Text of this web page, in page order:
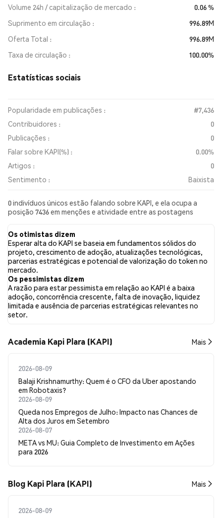
Volume 24h / capitalização de mercado
0.06 %
Suprimento em circulação
996.89M
Oferta Total
996.89M
Taxa de circulação
100.00%
Estatísticas sociais
Popularidade em publicações :
#7,436
Contribuidores :
0
Publicações :
0
Falar sobre KAPI(%) :
0.00%
Artigos :
0
Sentimento :
Baixista
0 indivíduos únicos estão falando sobre KAPI, e ela ocupa a
posição 7436 em menções e atividade entre as postagens
em todas as redes sociais foi Baixista. Por fim, foram publicados
0 artigos de notícias sobre KAPI. No Twitter, NaN% dos tweets
apresentaram um sentimento otimista em comparação com
NaN% dos tweets com sentimento pessimista sobre KAPI.
NaN% dos tweets foram neutros em relação a KAPI. Esses
sentimentos são baseados em 0 tweets.
Os otimistas dizem
Esperar alta do KAPI se baseia em fundamentos sólidos do
projeto, crescimento de adoção, atualizações tecnológicas,
parcerias estratégicas e potencial de valorização do token no
mercado.
Os pessimistas dizem
A razão para estar pessimista em relação ao KAPI é a baixa
adoção, concorrência crescente, falta de inovação, liquidez
limitada e ausência de parcerias estratégicas relevantes no
setor.
Academia Kapi Plara (KAPI) Mais
2026-08-09
Balaji Krishnamurthy: Quem é o CFO da Uber apostando
em Robotaxis?
2026-08-09
Queda nos Empregos de Julho: Impacto nas Chances de
Alta dos Juros em Setembro
2026-08-07
META vs MU: Guia Completo de Investimento em Ações
para 2026
Blog Kapi Plara (KAPI) Mais
2026-08-09